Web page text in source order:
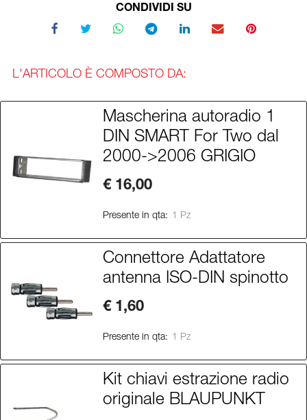
CONDIVIDI SU
L'ARTICOLO È COMPOSTO DA:
Mascherina autoradio 1
DIN SMART For Two dal
2000->2006 GRIGIO
€ 16,00
Presente in qta: 1 Pz
Connettore Adattatore
antenna ISO-DIN spinotto
€ 1,60
Presente in qta: 1 Pz
Kit chiavi estrazione radio
originale BLAUPUNKT